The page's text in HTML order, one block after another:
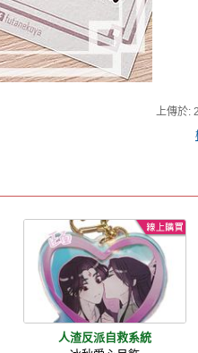
上傳於:
人渣反派自救系統